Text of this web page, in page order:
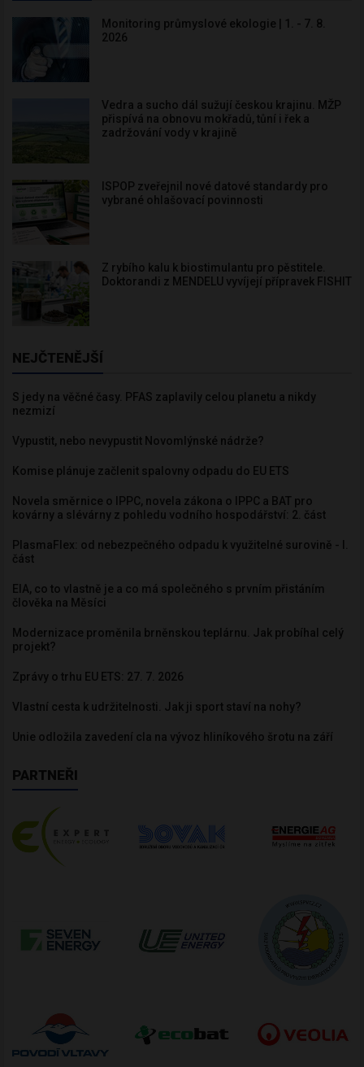
Monitoring průmyslové ekologie | 1. - 7. 8.
2026
Vedra a sucho dál sužují českou krajinu. MŽP
přispívá na obnovu mokřadů, tůní i řek a
zadržování vody v krajině
ISPOP zveřejnil nové datové standardy pro
vybrané ohlašovací povinnosti
Z rybího kalu k biostimulantu pro pěstitele.
Doktorandi z MENDELU vyvíjejí přípravek FISHIT
NEJČTENĚJŠÍ
S jedy na věčné časy. PFAS zaplavily celou planetu a nikdy
nezmizí
Vypustit, nebo nevypustit Novomlýnské nádrže?
Komise plánuje začlenit spalovny odpadu do EU ETS
Novela směrnice o IPPC, novela zákona o IPPC a BAT pro
kovárny a slévárny z pohledu vodního hospodářství: 2. část
PlasmaFlex: od nebezpečného odpadu k využitelné surovině - I.
část
EIA, co to vlastně je a co má společného s prvním přistáním
člověka na Měsíci
Modernizace proměnila brněnskou teplárnu. Jak probíhal celý
projekt?
Zprávy o trhu EU ETS: 27. 7. 2026
Vlastní cesta k udržitelnosti. Jak ji sport staví na nohy?
Unie odložila zavedení cla na vývoz hliníkového šrotu na září
PARTNEŘI